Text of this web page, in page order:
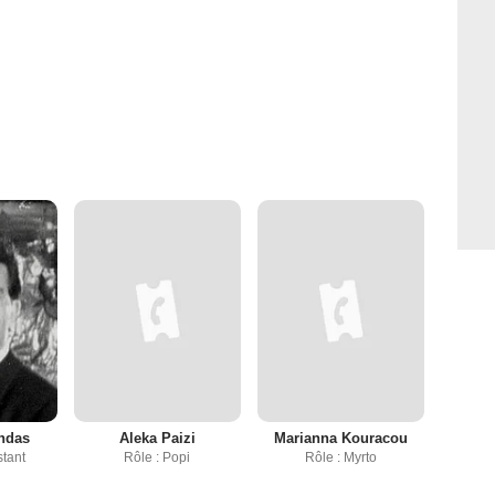
Aleka Paizi
Rôle : Popi
Marianna Kouracou
Rôle : Myrto